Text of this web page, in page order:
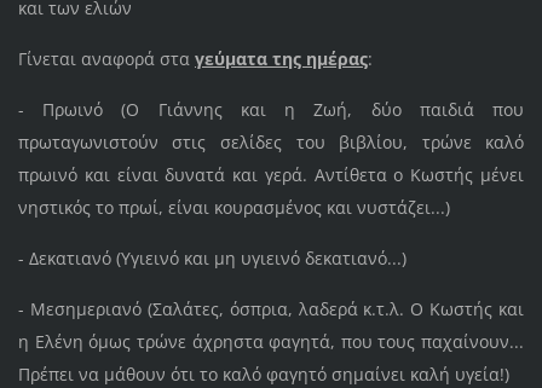
και των ελιών
Γίνεται αναφορά στα γεύματα της ημέρας:
- Πρωινό (Ο Γιάννης και η Ζωή, δύο παιδιά που
πρωταγωνιστούν στις σελίδες του βιβλίου, τρώνε καλό
πρωινό και είναι δυνατά και γερά. Αντίθετα ο Κωστής μένει
νηστικός το πρωί, είναι κουρασμένος και νυστάζει...)
- Δεκατιανό (Υγιεινό και μη υγιεινό δεκατιανό...)
- Μεσημεριανό (Σαλάτες, όσπρια, λαδερά κ.τ.λ. Ο Κωστής και
η Ελένη όμως τρώνε άχρηστα φαγητά, που τους παχαίνουν...
Πρέπει να μάθουν ότι το καλό φαγητό σημαίνει καλή υγεία!)